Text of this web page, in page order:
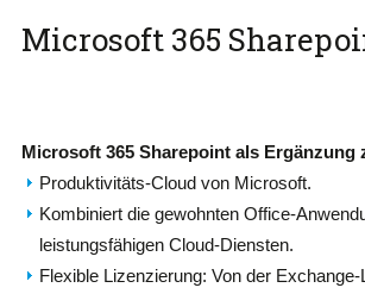
Microsoft 365
Microsoft 365 Sharepoint als Ergänzung
Produktivitäts-Cloud von Microsoft.
Kombiniert die gewohnten Office-
leistungsfähigen Cloud-Diensten.
Flexible Lizenzierung: Von der